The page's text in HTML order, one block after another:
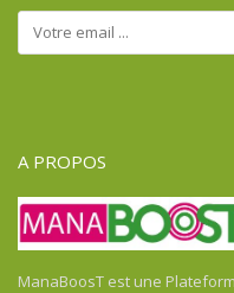
A PROPOS
ManaBoosT est une